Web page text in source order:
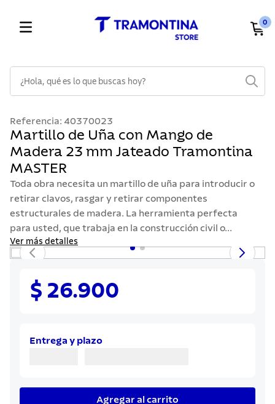
0
Referencia: 40370023
Martillo de Uña con Mango de
Madera 23 mm Jateado Tramontina
MASTER
Toda obra necesita un martillo de uña para introducir o
retirar clavos, rasgar y retirar componentes
estructurales de madera. La herramienta perfecta
para usted, que trabaja en la construcción civil o...
Ver más detalles
$ 26.900
Entrega y plazo
Agregar al carrito
1 .
cuchillos
2.
cubiertos
3.
sarten
4
lavaplatos
5.
ollas
acero inoxidable
sartenes
cuchillo